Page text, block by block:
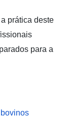
prática deste
para a